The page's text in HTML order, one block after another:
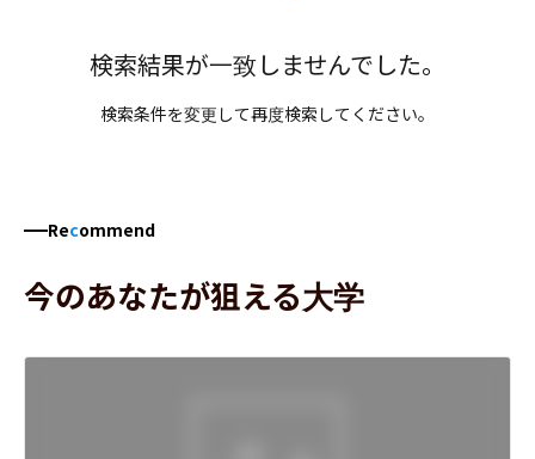
検索結果が一致しませんでした。
検索条件を変更して再度検索してください。
Recommend
今のあなたが狙える大学